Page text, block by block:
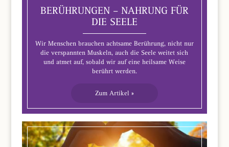
BERÜHRUNGEN – NAHRUNG FÜR
DIE SEELE
Wir Menschen brauchen achtsame Berührung, nicht nur
die verspannten Muskeln, auch die Seele weitet sich
und atmet auf, sobald wir auf eine heilsame Weise
berührt werden.
Zum Artikel »